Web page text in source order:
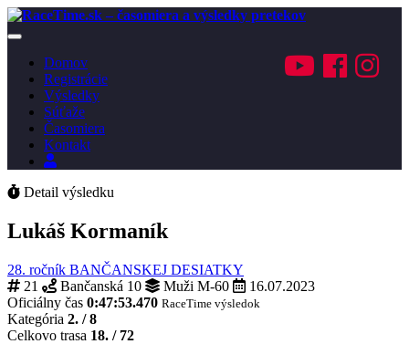
Toggle
navigationDomov
Registrácie
Výsledky
Súťaže
Časomiera
Kontakt
Prihlásenie
Detail výsledku
Lukáš Kormaník
28. ročník BANČANSKEJ DESIATKY
21
Bančanská 10 Muži M-60
16.07.2023
Oficiálny čas 0:47:53.470 RaceTime výsledok
Kategória 2. / 8
Celkovo trasa 18. / 72